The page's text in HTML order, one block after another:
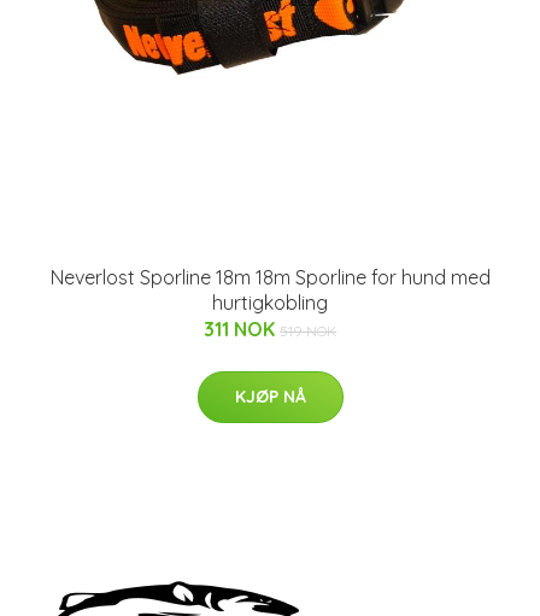
Neverlost Sporline 18m 18m Sporline for hund med
hurtigkobling
311 NOK 519 NOK
KJØP NÅ